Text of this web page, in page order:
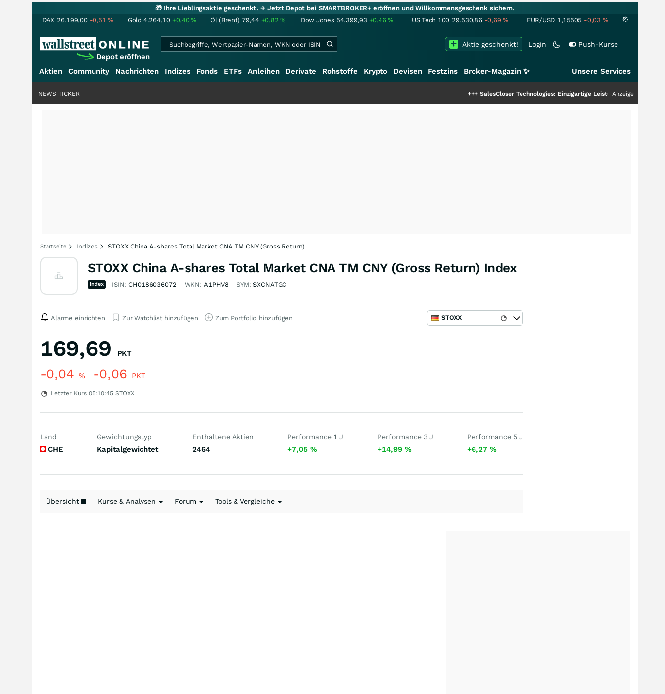
🎁 Ihre Lieblingsaktie geschenkt.→ Jetzt Depot bei SMARTBROKER+ eröffnen und Willkommensgeschenk sichern.
DAX 26.199,00 -0,51% Gold 4.264,10 +0,40% Öl (Brent) 79,44 +0,82% Dow Jones 54.399,93 +0,46% US Tech 100 29.530,86 -0,69% EUR/USD 1,15505 -0,03 %
Depot eröffnen
Login Push-Kurse
Aktie geschenkt!
Aktien Community Nachrichten Indizes Fonds ETFs Anleihen Derivate Rohstoffe Krypto Devisen Festzins Broker-Magazin ✨ Unsere Services
SalesCloser Technologies: Einzigartige Leistung zieht die Top-Dogs an!
Anzeige
NEWS TICKER
Startseite Indizes STOXX China A-shares Total Market CNA TM CNY (Gross Return)
STOXX China A-shares Total Market CNA TM CNY (Gross Return) Index
Index ISIN: CH0186036072 WKN: A1PHV8 SYM:SXCNATGC
Alarme einrichten Zur Watchlist hinzufügen Zum Portfolio hinzufügen STOXX
169,69 PKT
-0,04 % -0,06 PKT
Letzter Kurs 05:10:45 STOXX
Land
CHE
Gewichtungstyp
Kapitalgewichtet
Enthaltene Aktien
2464
Performance 1 J
+7,05%
Performance 3 J
+14,99 %
Performance 5 J
+6,27 %
Übersicht Kurse & Analysen Forum Tools & Vergleiche